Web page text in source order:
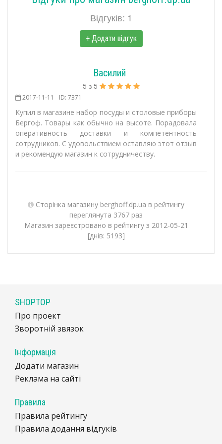
Відгуків: 1
+ Додати відгук
Василий
5 з 5
2017-11-11 ID: 7371
Купил в магазине набор посуды и столовые приборы
Бергоф. Товары как обычно на высоте. Порадовала
оперативность доставки и компетентность
сотрудников. С удовольствием оставляю этот отзыв
и рекомендую магазин к сотрудничеству.
Сторінка магазину berghoff.dp.ua в рейтингу
переглянута 3767 раз
Магазин зареєстровано в рейтингу з 2012-05-21
[днів: 5193]
SHOPTOP
Про проект
Зворотній звязок
Інформація
Додати магазин
Реклама на сайті
Правила
Правила рейтингу
Правила додання відгуків